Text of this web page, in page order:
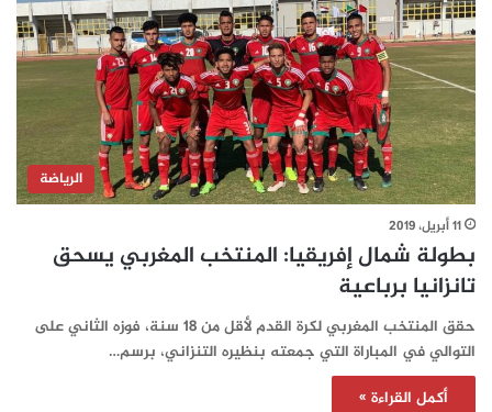
الرياضة
11 أبريل، 2019
بطولة شمال إفريقيا: المنتخب المغربي يسحق
تانزانيا برباعية
حقق المنتخب المغربي لكرة القدم لأقل من 18 سنة، فوزه الثاني على
التوالي في المباراة التي جمعته بنظيره التنزاني، برسم…
أكمل القراءة »